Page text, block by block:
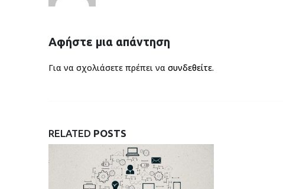
Αφήστε μια απάντηση
Για να σχολιάσετε πρέπει να συνδεθείτε.
RELATED POSTS